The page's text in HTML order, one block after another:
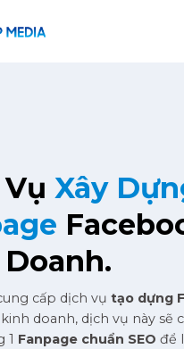
Xây
cấp dịch vụ tạo dựng
doanh, dịch vụ này sẽ
1 Fanpage chuẩn SEO để